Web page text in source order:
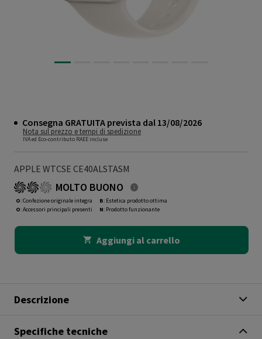
Consegna GRATUITA prevista dal 13/08/2026
Nota sul prezzo e tempi di spedizione
IVA ed Eco-contributo RAEE incluse
APPLE WTCSE CE40ALSTASM
MOLTO BUONO
O: Confezione originale integra
O: Accessori principali presenti
B: Estetica prodotto ottima
N: Prodotto funzionante
Aggiungi al carrello
Descrizione
Specifiche tecniche